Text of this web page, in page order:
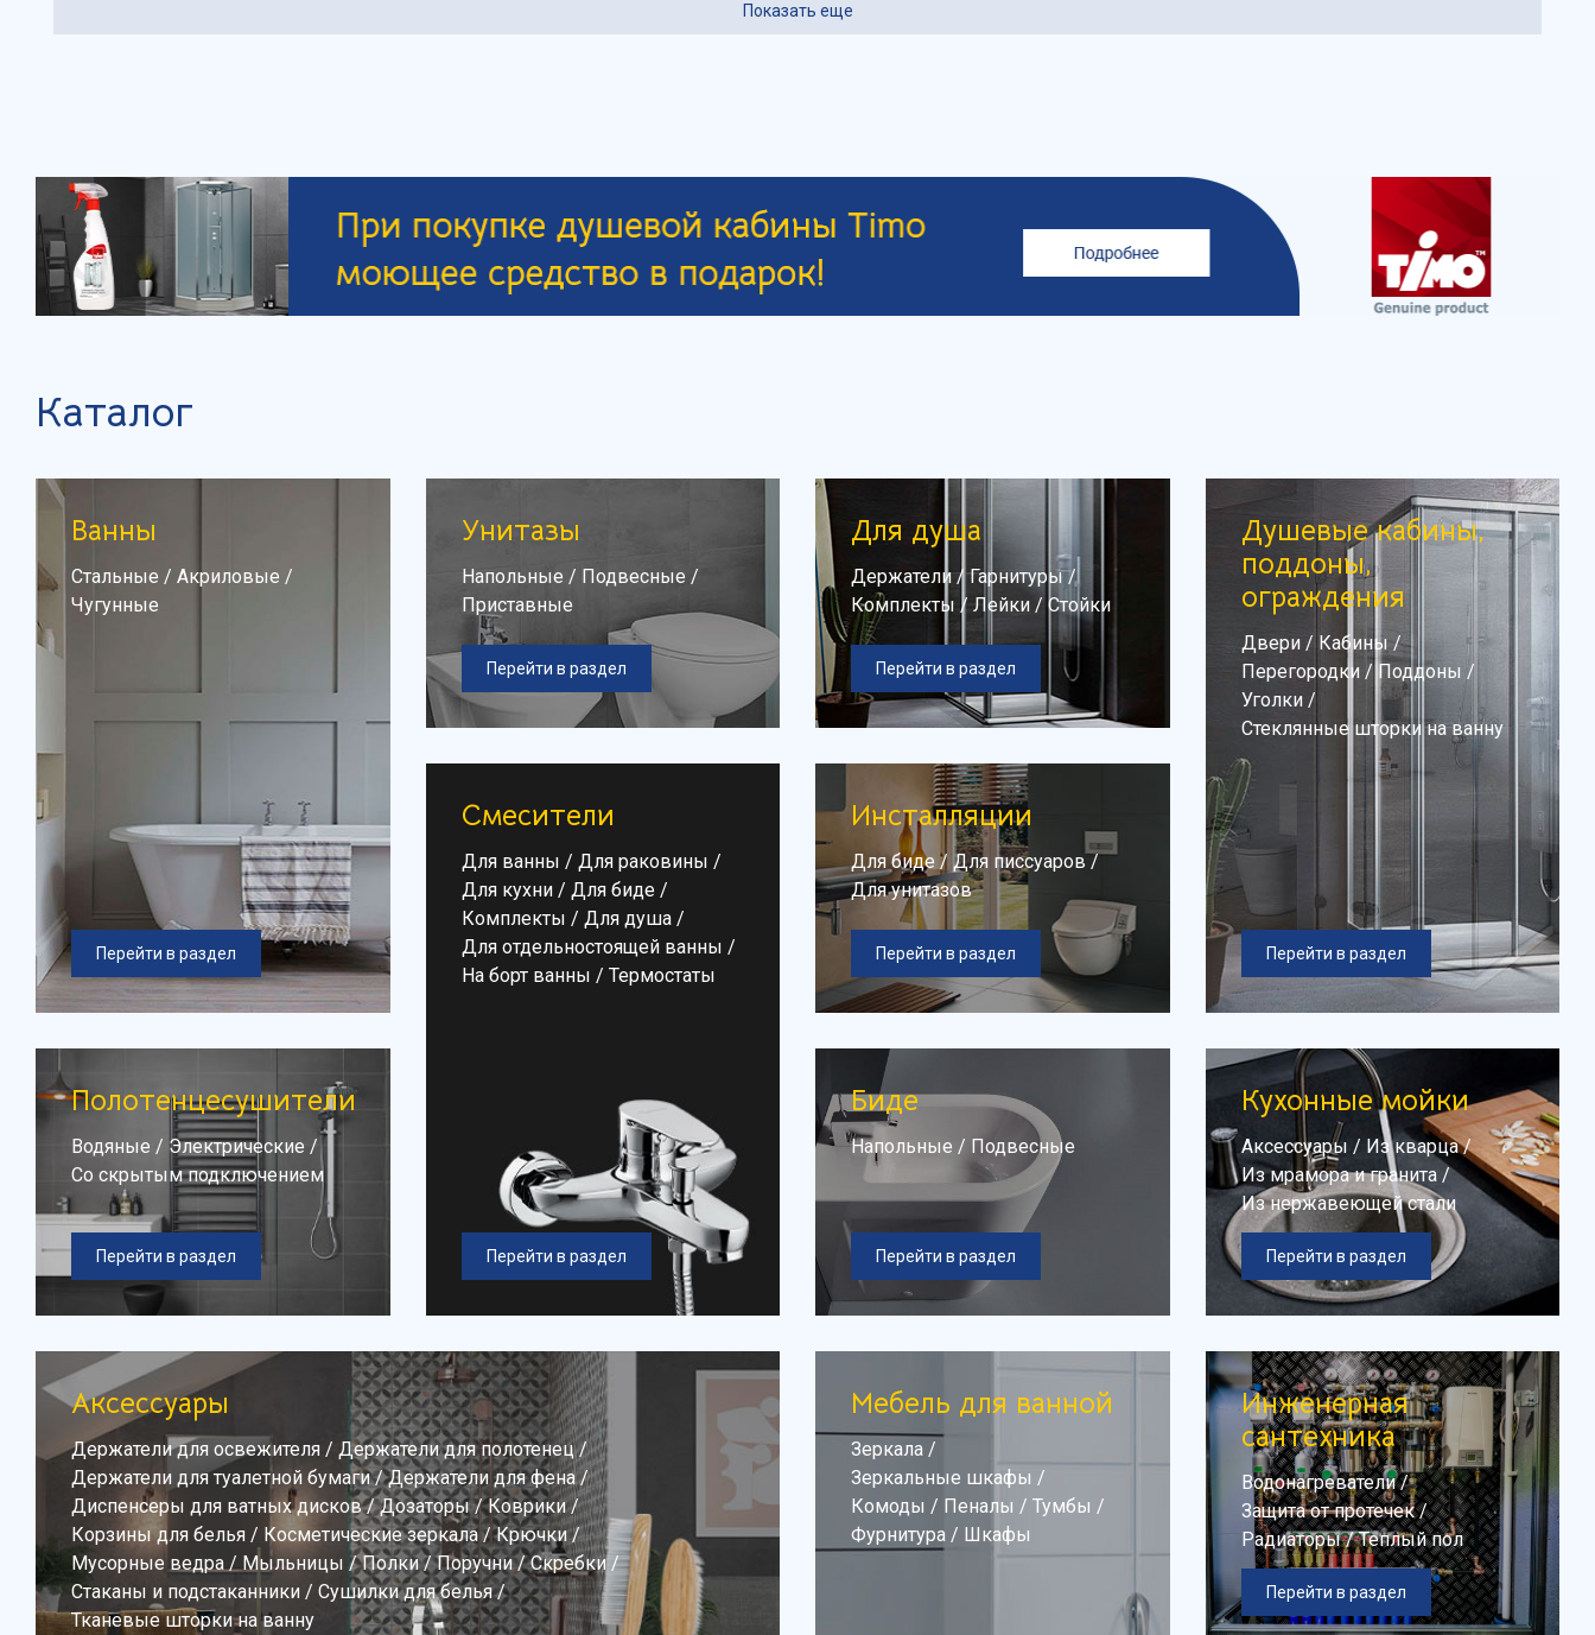
Показать еще
Каталог
Ванны
Стальные / Акриловые /
Чугунные
Перейти в раздел
Унитазы
Напольные / Подвесные /
Приставные
Перейти в раздел
Для душа
Держатели/ Гарнитуры/
Комплекты / Лейки / Стойки
Перейти в раздел
Душевые кабины,
поддоны,
ограждения
Двери/ Кабины /
Перегородки/ Поддоны /
Уголки/
Стеклянные шторки на ванну
Перейти в раздел
Смесители
Для ванны / Для раковины /
Для кухни/ Для биде/
Комплекты / Для душа/
Для отдельностоящей ванны /
На борт ванны / Термостаты
Перейти в раздел
Инсталляции
Для биде / Для писсуаров/
Для унитазов
Перейти в раздел
Полотенцесушители
Водяные / Электрические /
Со скрытым подключением
Перейти в раздел
Биде
Напольные / Подвесные
Перейти в раздел
Кухонные мойки
Аксессуары / Из кварца/
Из мрамора и гранита/
Из нержавеющей стали
Перейти в раздел
Аксессуары
Держатели для освежителя / Держатели для полотенец/
Держатели для туалетной бумаги/ Держатели для фена/
Диспенсеры для ватных дисков/ Дозаторы/ Коврики/
Корзины для белья / Косметические зеркала/ Крючки/
Мусорные ведра/ Мыльницы / Полки/ Поручни/ Скребки/
Стаканы и подстаканники / Сушилки для белья/
Тканевые шторки на ванну
Мебель для ванной
Зеркала /
Зеркальные шкафы /
Комоды / Пеналы / Тумбы /
Фурнитура / Шкафы
Инженерная
сантехника
Водонагреватели/
Защита от протечек/
Радиаторы/ Теплый пол
Перейти в раздел